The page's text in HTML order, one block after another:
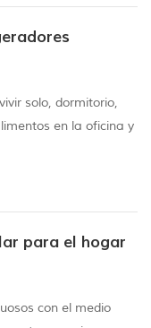
solo, dormitorio,
en la oficina y
obstruyen el flujo de
y hace que
para el hogar
con el medio